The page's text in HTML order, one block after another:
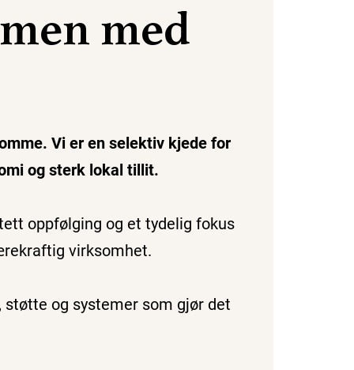
med
Vi er en selektiv kjede for
og sterk lokal tillit.
oppfølging og et tydelig fokus
virksomhet.
og systemer som gjør det